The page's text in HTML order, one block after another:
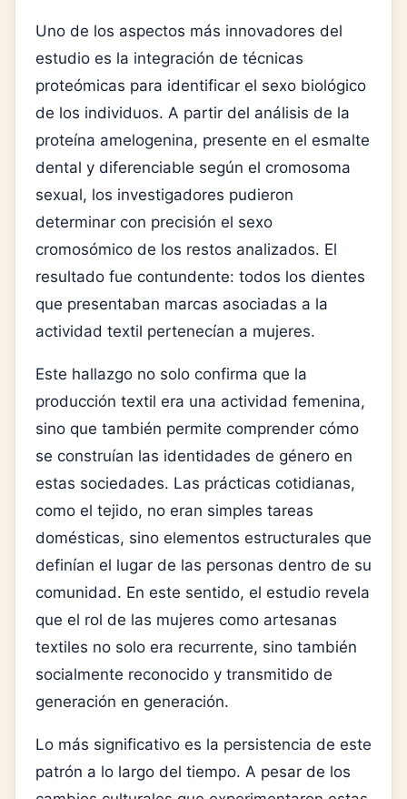
Uno de los aspectos más innovadores del
estudio es la integración de técnicas
proteómicas para identificar el sexo biológico
de los individuos. A partir del análisis de la
proteína amelogenina, presente en el esmalte
dental y diferenciable según el cromosoma
sexual, los investigadores pudieron
determinar con precisión el sexo
cromosómico de los restos analizados. El
resultado fue contundente: todos los dientes
que presentaban marcas asociadas a la
actividad textil pertenecían a mujeres.
Este hallazgo no solo confirma que la
producción textil era una actividad femenina,
sino que también permite comprender cómo
se construían las identidades de género en
estas sociedades. Las prácticas cotidianas,
como el tejido, no eran simples tareas
domésticas, sino elementos estructurales que
definían el lugar de las personas dentro de su
comunidad. En este sentido, el estudio revela
que el rol de las mujeres como artesanas
textiles no solo era recurrente, sino también
socialmente reconocido y transmitido de
generación en generación.
Lo más significativo es la persistencia de este
patrón a lo largo del tiempo. A pesar de los